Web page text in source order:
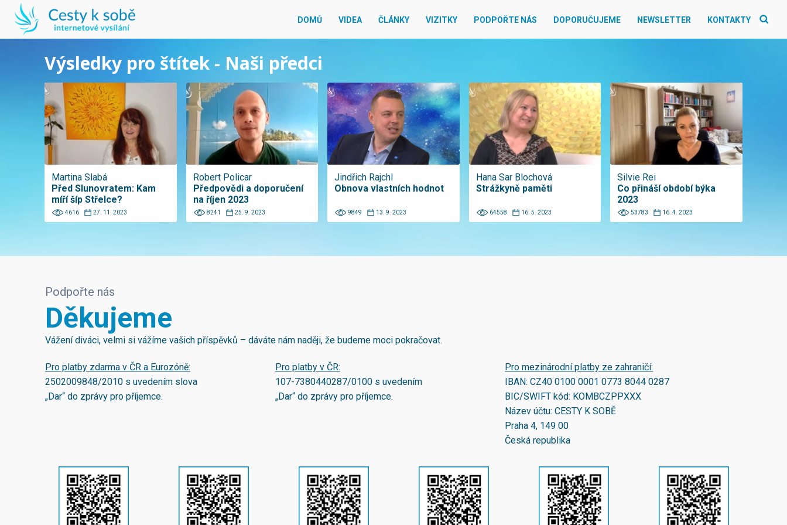
DOMŮ VIDEA ČLÁNKY VIZITKY PODPOŘTE NÁS DOPORUČUJEME NEWSLETTER KONTAKTY
Výsledky pro štítek - Naši předci
Martina Slabá
Před Slunovratem: Kam
míří šíp Střelce?
4616 27. 11. 2023
Robert Policar
Předpovědi a doporučení
na říjen 2023
8241 25. 9. 2023
Jindřich Rajchl
Obnova vlastních hodnot
9849 13. 9. 2023
Hana Sar Blochová
Strážkyně paměti
64558 16. 5. 2023
Silvie Rei
Co přináší období býka
2023
53783 16. 4. 2023
Podpořte nás
Děkujeme
Vážení diváci, velmi si vážíme vašich příspěvků – dáváte nám naději, že budeme moci pokračovat.
Pro platby zdarma v ČR a Eurozóně:
2502009848/2010 s uvedením slova
„Dar“ do zprávy pro příjemce.
Pro platby v ČR:
107-7380440287/0100s uvedením
„Dar“ do zprávy pro příjemce.
Pro mezinárodní platby ze zahraničí:
IBAN:CZ40 0100 0001 0773 8044 0287
BIC/SWIFT kód: KOMBCZPPXXX
Název účtu: CESTY K SOBĚ
Praha 4, 149 00
Česká republika